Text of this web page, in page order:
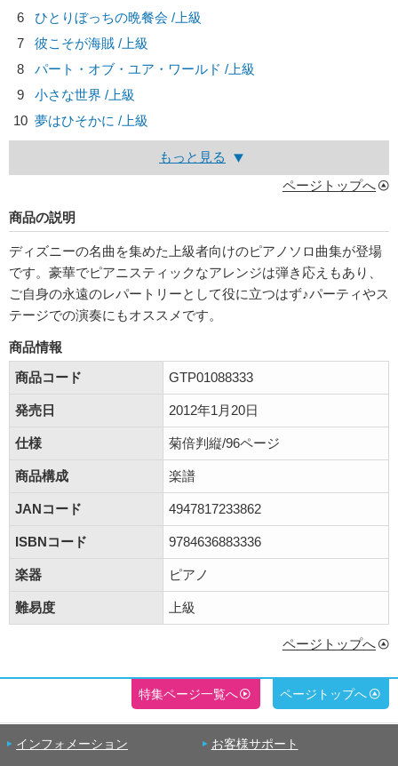
6
ひとりぼっちの晩餐会 /上級
7
彼こそが海賊 /上級
8
パート・オブ・ユア・ワールド /上級
9
小さな世界 /上級
10 夢はひそかに /上級
もっと見る
ページトップへ
商品の説明
ディズニーの名曲を集めた上級者向けのピアノソロ曲集が登場
です。豪華でピアニスティックなアレンジは弾き応えもあり、
ご自身の永遠のレパートリーとして役に立つはず♪パーティやス
テージでの演奏にもオススメです。
商品情報
商品コード
GTP01088333
発売日 2012年1月20日
仕様 菊倍判縦/96ページ
商品構成 楽譜
JANコード 4947817233862
ISBNコード 9784636883336
楽器 ピアノ
難易度 上級
ページトップへ
特集ページ一覧へ ページトップへ
インフォメーション お客様サポート